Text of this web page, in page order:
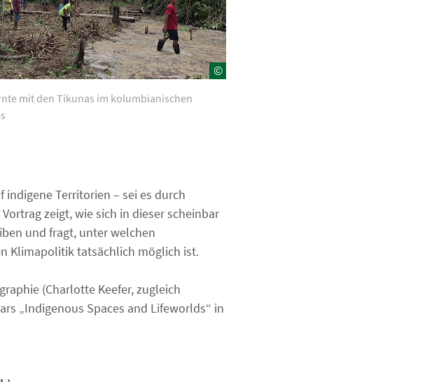
©
mit den Tikunas im kolumbianischen
Territorien – sei es durch
zeigt, wie sich in dieser scheinbar
und fragt, unter welchen
Klimapolitik tatsächlich möglich ist.
(Charlotte Keefer, zugleich
„Indigenous Spaces and Lifeworlds“ in